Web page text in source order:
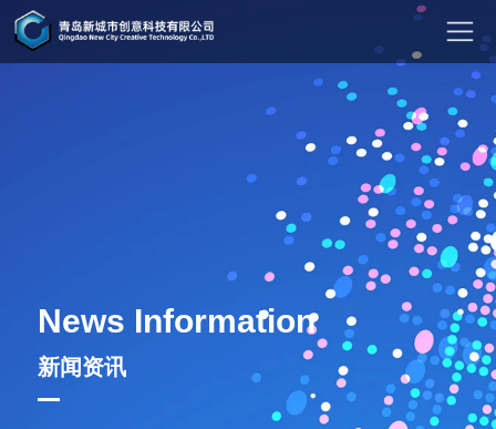
News Information
新闻资讯